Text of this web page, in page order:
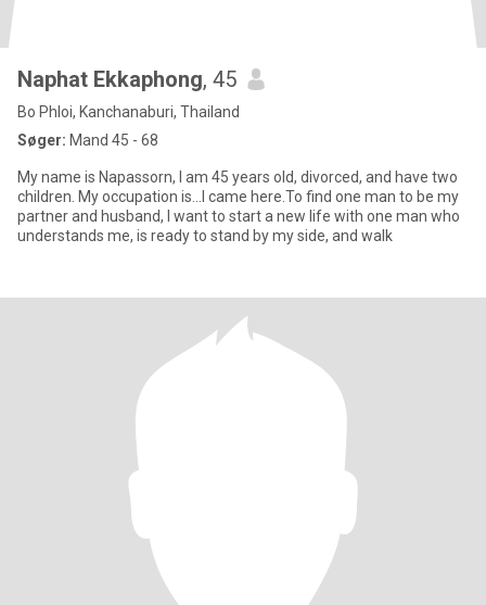
Naphat Ekkaphong, 45
Bo Phloi, Kanchanaburi, Thailand
Søger: Mand 45 - 68
My name is Napassorn, I am 45 years old, divorced, and have two
children. My occupation is...I came here.To find one man to be my
partner and husband, I want to start a new life with one man who
understands me, is ready to stand by my side, and walk